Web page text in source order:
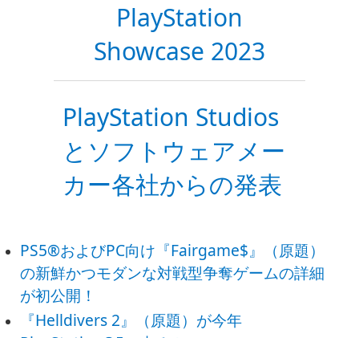
PlayStation
Showcase 2023
PlayStation Studios
とソフトウェアメー
カー各社からの発表
PS5®およびPC向け『Fairgame$』（原題）
の新鮮かつモダンな対戦型争奪ゲームの詳細
が初公開！
『Helldivers 2』（原題）が今年